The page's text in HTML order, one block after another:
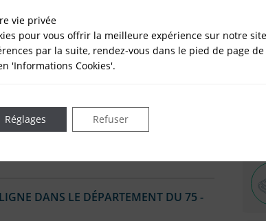
DANS LE DÉPARTEMENT DU 75 -
vie privée
pour vous offrir la meilleure expérience sur notre
par la suite, rendez-vous dans le pied de page
'Informations Cookies'.
Refuser
Réglages